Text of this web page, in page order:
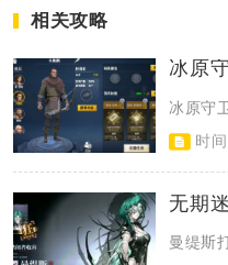
相关攻略
冰原
时
无期